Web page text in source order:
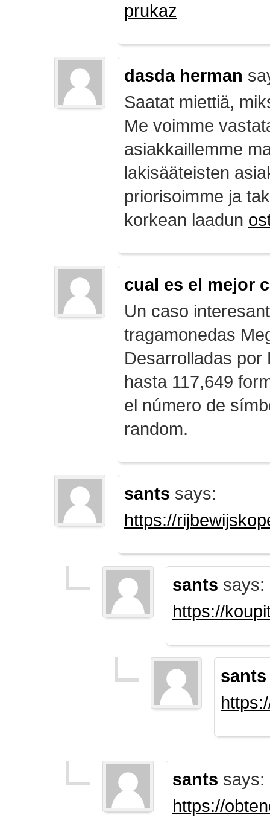
prukaz
dasda herman
Saatat miettiä,
Me voimme
asiakkaillemme
lakisääteisten
priorisoimme ja
korkean laadun
cual es el mejor
Un caso
tragamonedas
Desarrolladas por
hasta 117,649
el número de
random.
sants says:
https://
sants says:
https://
sants
sants says:
https://